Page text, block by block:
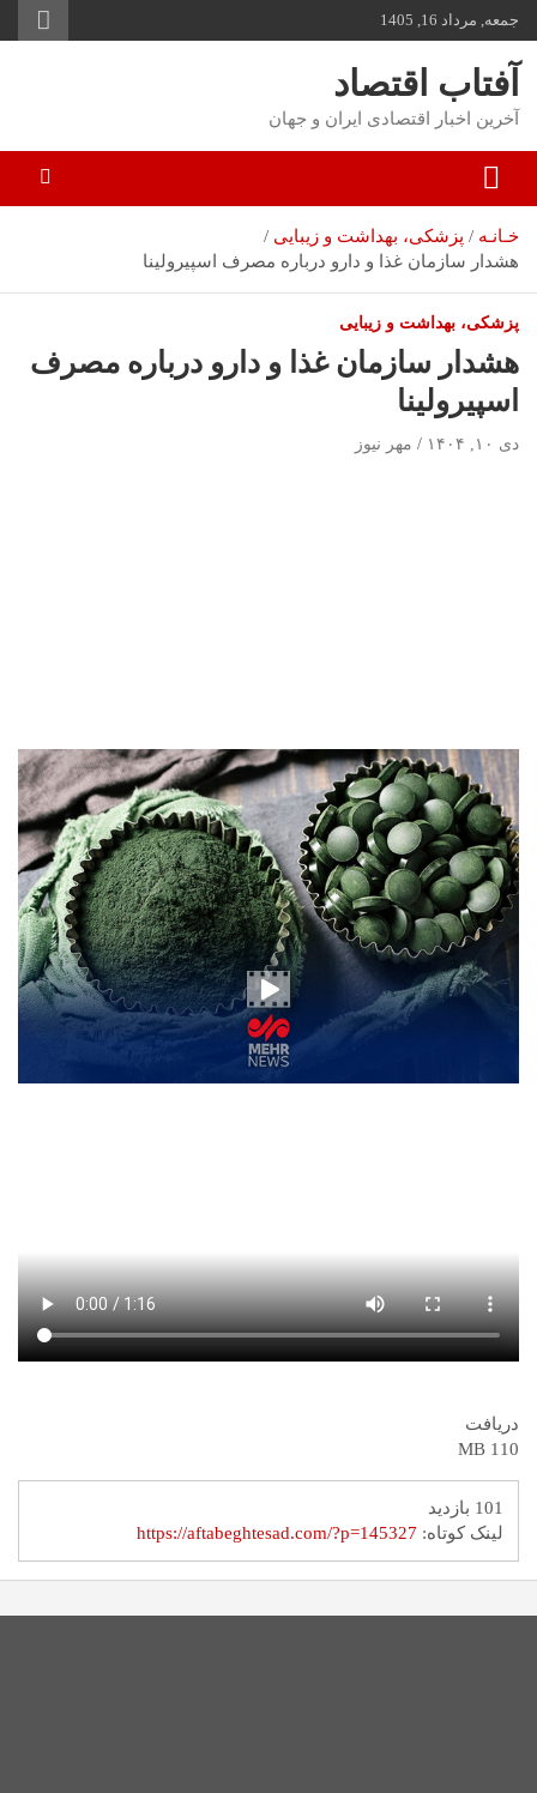
جمعه, مرداد 16, 1405
آفتاب اقتصاد
آخرین اخبار اقتصادی ایران و جهان
خـانـه
پزشکی، بهداشت و زیبایی
هشدار سازمان غذا و دارو درباره مصرف اسپیرولینا
پزشکی، بهداشت و زیبایی
هشدار سازمان غذا و دارو درباره مصرف
اسپیرولینا
دی ۱۰, ۱۴۰۴ مهر نیوز
دریافت
110 MB
101 بازدید
لینک کوتاه:https://aftabeghtesad.com/?p=145327